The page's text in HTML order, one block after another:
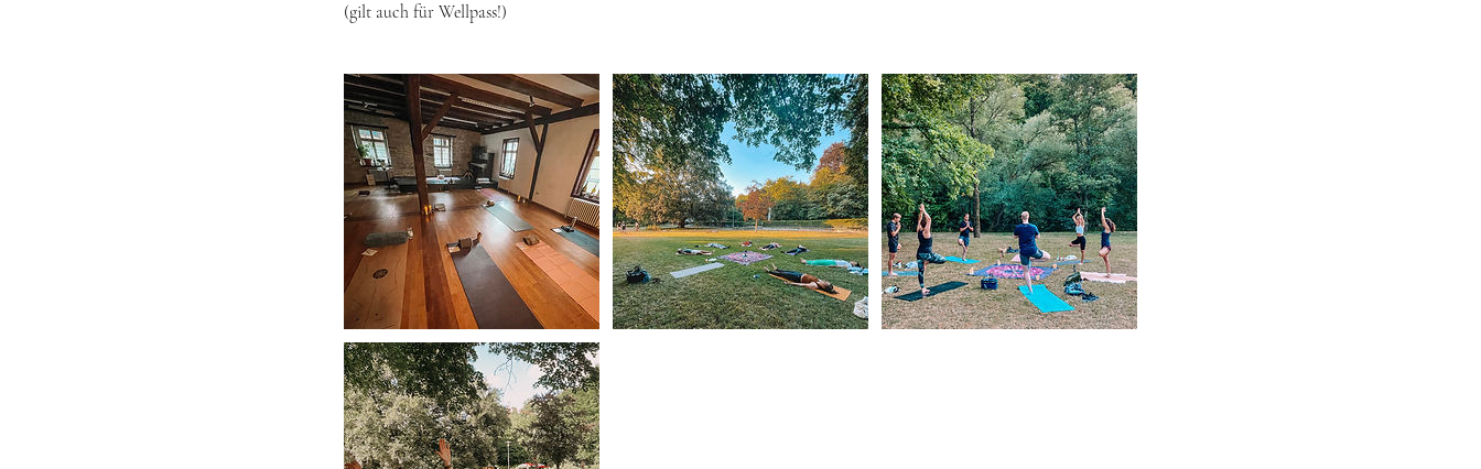
(gilt auch für Wellpass!)